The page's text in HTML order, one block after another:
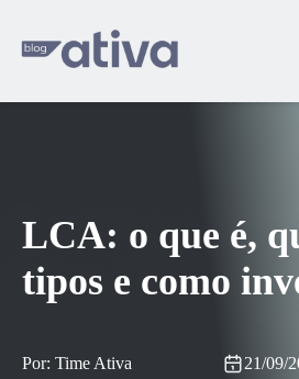
LCA: o que é,
tipos e como
Por: Time Ativa 21/09/